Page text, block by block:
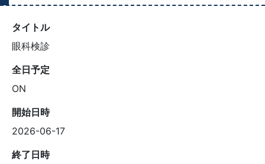
タイトル
眼科検診
全日予定
ON
開始日時
2026-06-17
終了日時